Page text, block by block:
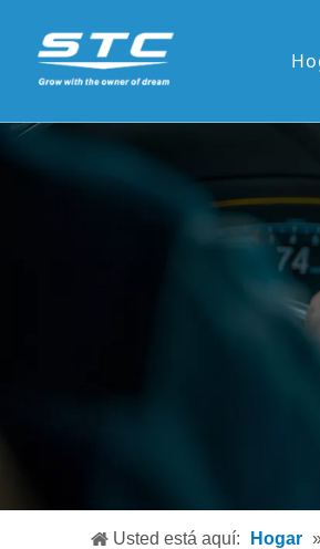
Usted está aquí: Hogar